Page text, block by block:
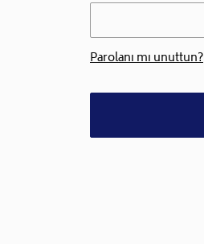
Parolanı mı unuttun?